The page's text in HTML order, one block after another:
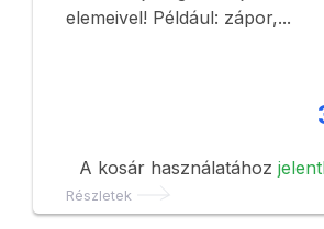
elemeivel! Például: zápor,...
A kosár használatához
Részletek